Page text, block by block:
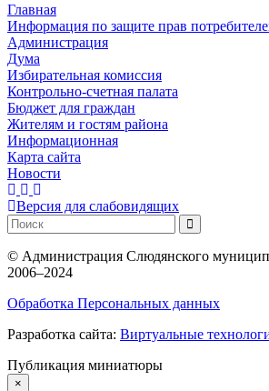
Главная
Информация по защите прав
Администрация
Дума
Избирательная комиссия
Контрольно-счетная палата
Бюджет для граждан
Жителям и гостям района
Информационная
Карта сайта
Новости
Версия для слабовидящих
© Администрация Слюдянского
2006–2024
Обработка Персональных данных
Разработка сайта: Виртуальные
Публикация миниатюры
×